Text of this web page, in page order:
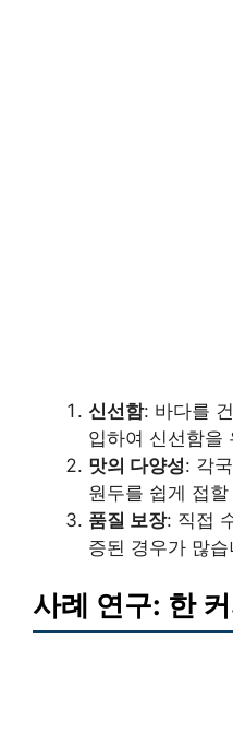
신선함: 바다를
입하여 신선함을
맛의 다양성: 각
원두를 쉽게 접
품질 보장: 직접
증된 경우가 많습
사례 연구: 한